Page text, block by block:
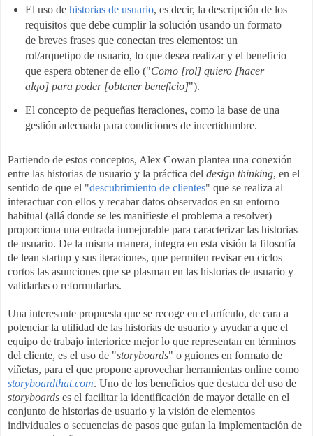
El uso de historias de usuario, es decir, la descripción de los
requisitos que debe cumplir la solución usando un formato
de breves frases que conectan tres elementos: un
rol/arquetipo de usuario, lo que desea realizar y el beneficio
que espera obtener de ello ("Como [rol] quiero [hacer
algo] para poder [obtener beneficio]").
El concepto de pequeñas iteraciones, como la base de una
gestión adecuada para condiciones de incertidumbre.
Partiendo de estos conceptos, Alex Cowan plantea una conexión
entre las historias de usuario y la práctica del design thinking, en el
sentido de que el "descubrimiento de clientes" que se realiza al
interactuar con ellos y recabar datos observados en su entorno
habitual (allá donde se les manifieste el problema a resolver)
proporciona una entrada inmejorable para caracterizar las historias
de usuario. De la misma manera, integra en esta visión la filosofía
de lean startup y sus iteraciones, que permiten revisar en ciclos
cortos las asunciones que se plasman en las historias de usuario y
validarlas o reformularlas.
Una interesante propuesta que se recoge en el artículo, de cara a
potenciar la utilidad de las historias de usuario y ayudar a que el
equipo de trabajo interiorice mejor lo que representan en términos
del cliente, es el uso de "storyboards" o guiones en formato de
viñetas, para el que propone aprovechar herramientas online como
storyboardthat.com. Uno de los beneficios que destaca del uso de
storyboards es el facilitar la identificación de mayor detalle en el
conjunto de historias de usuario y la visión de elementos
individuales o secuencias de pasos que guían la implementación de